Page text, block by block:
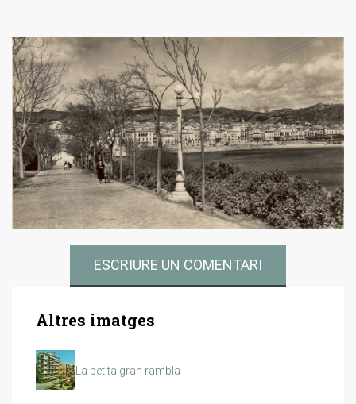
ESCRIURE UN COMENTARI
Altres imatges
La petita gran rambla